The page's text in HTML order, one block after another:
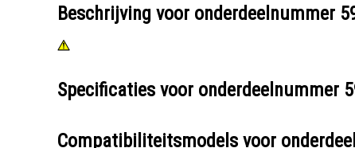
Beschrijving voor onderdeelnummer
Specificaties voor onderdeelnummer
Compatibiliteitsmodels voor